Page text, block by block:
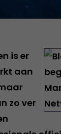
is er
aan
zo ver